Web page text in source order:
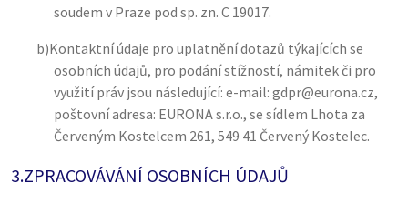
soudem v Praze pod sp. zn. C 19017.
b)Kontaktní údaje pro uplatnění dotazů týkajících se
osobních údajů, pro podání stížností, námitek či pro
využití práv jsou následující: e-mail: gdpr@eurona.cz,
poštovní adresa: EURONA s.r.o., se sídlem Lhota za
Červeným Kostelcem 261, 549 41 Červený Kostelec.
3.ZPRACOVÁVÁNÍ OSOBNÍCH ÚDAJŮ